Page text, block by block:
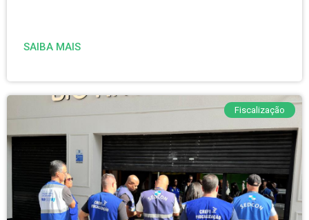
SAIBA MAIS
Fiscalização